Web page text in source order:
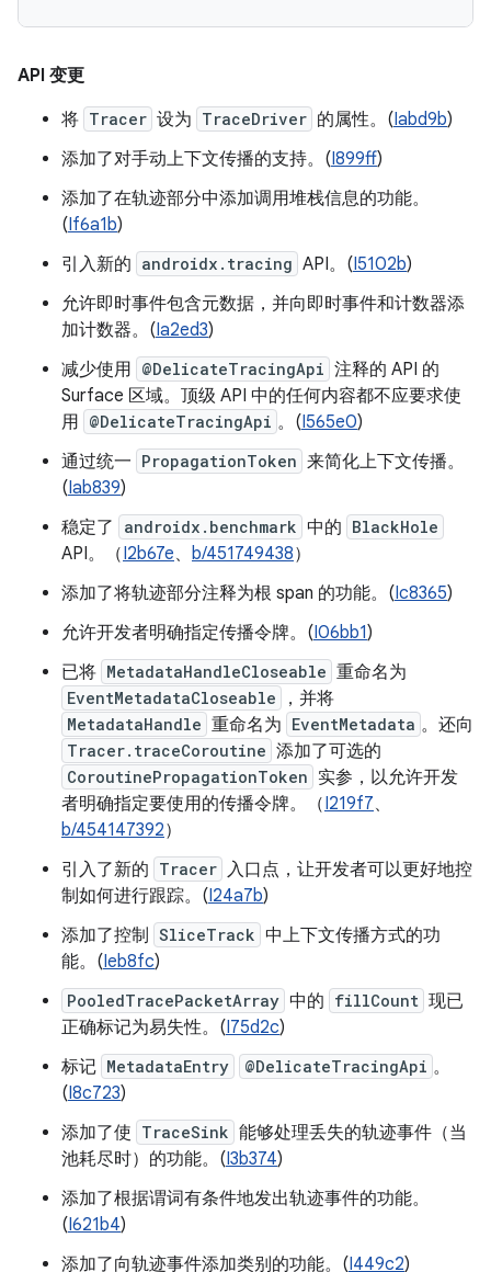
API 变更
将 Tracer 设为 TraceDriver 的属性。(Iabd9b)
添加了对手动上下文传播的支持。(I899ff)
添加了在轨迹部分中添加调用堆栈信息的功能。
(If6a1b)
引入新的 androidx.tracing API。(I5102b)
允许即时事件包含元数据，并向即时事件和计数器添
加计数器。(Ia2ed3)
减少使用 @DelicateTracingApi 注释的 API 的
Surface 区域。顶级 API 中的任何内容都不应要求使
用 @DelicateTracingApi 。(I565e0)
通过统一 PropagationToken 来简化上下文传播。
(Iab839)
稳定了
androidx.benchmark 中的 BlackHole
API。（I2b67e、 b/451749438）
添加了将轨迹部分注释为根 span 的功能。(Ic8365)
允许开发者明确指定传播令牌。(I06bb1)
已将 MetadataHandleCloseable 重命名为
EventMetadataCloseable ，并将
MetadataHandle 重命名为 EventMetadata 。还向
Tracer.traceCoroutine 添加了可选的
CoroutinePropagationToken 实参，以允许开发
者明确指定要使用的传播令牌。（I219f7、
b/454147392）
引入了新的 Tracer 入口点，让开发者可以更好地控
制如何进行跟踪。(I24a7b)
添加了控制 SliceTrack 中上下文传播方式的功
能。(Ieb8fc)
PooledTracePacketArray 中的 fillCount 现已
正确标记为易失性。(I75d2c)
标记 MetadataEntry @DelicateTracingApi 。
(I8c723)
添加了使 TraceSink 能够处理丢失的轨迹事件（当
池耗尽时）的功能。(I3b374)
添加了根据谓词有条件地发出轨迹事件的功能。
(I621b4)
添加了向轨迹事件添加类别的功能。(I449c2)